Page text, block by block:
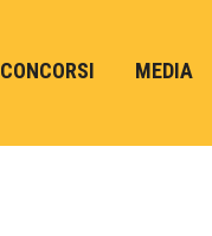
CONCORSI MEDIA